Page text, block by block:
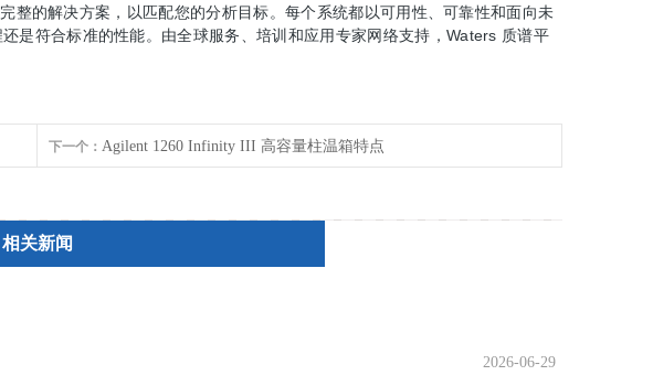
整的解决方案，以匹配您的分析目标。每个系统都以可用性、可靠性和面向未
是符合标准的性能。由全球服务、培训和应用专家网络支持，Waters 质谱平
下一个： Agilent 1260 Infinity III 高容量柱温箱特点
相关新闻
2026-06-29